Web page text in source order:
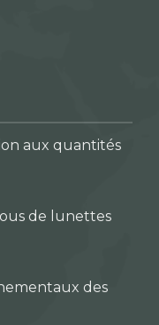
aux quantités
de lunettes
des